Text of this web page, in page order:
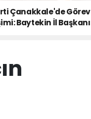
Çanakkale'de Görev
Baytekin İl Başkanı